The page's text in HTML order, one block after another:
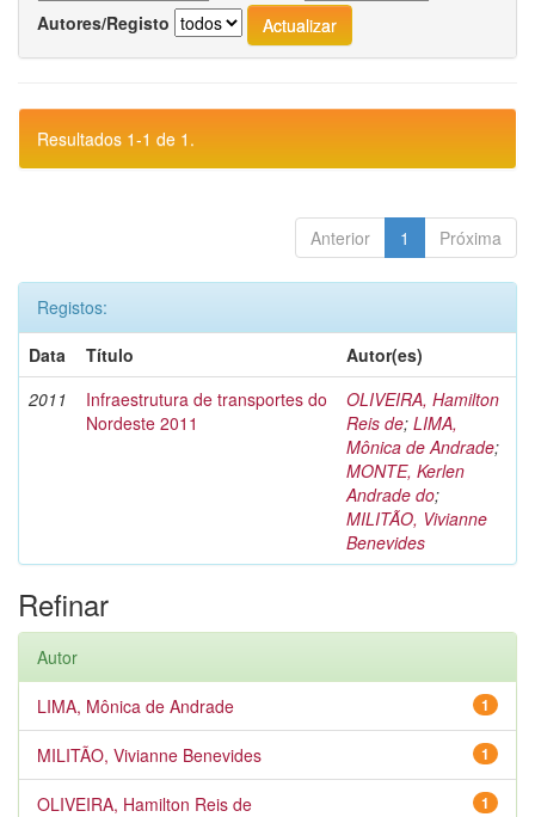
Autores/Registo
Resultados 1-1 de 1.
Anterior 1 Próxima
Registos:
Data
Título
Autor(es)
2011
Infraestrutura de transportes do
Nordeste 2011
OLIVEIRA, Hamilton
Reis de; LIMA,
Mônica de Andrade;
MONTE, Kerlen
Andrade do;
MILITÃO, Vivianne
Benevides
Refinar
Autor
1
LIMA, Mônica de Andrade
1
MILITÃO, Vivianne Benevides
1
OLIVEIRA, Hamilton Reis de